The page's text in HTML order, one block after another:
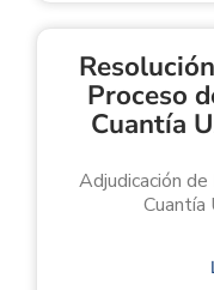
Proceso
Cuantía
Adjudicación